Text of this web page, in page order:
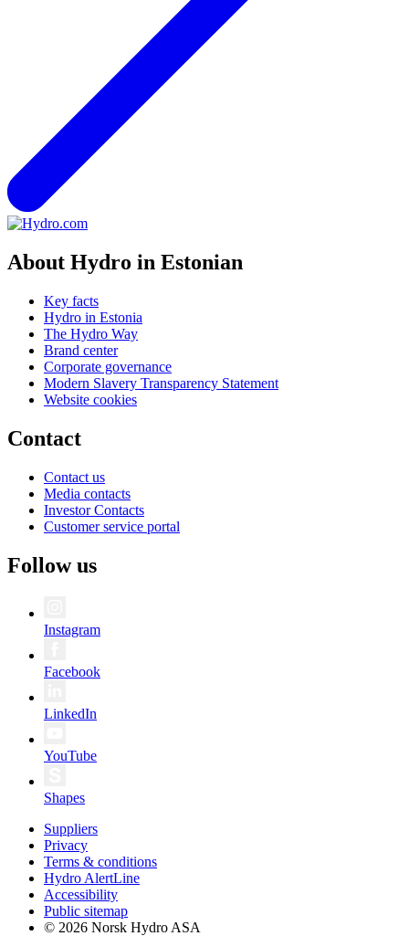
About Hydro in Estonian
Key facts
Hydro in Estonia
The Hydro Way
Brand center
Corporate governance
Modern Slavery Transparency Statement
Website cookies
Contact
Contact us
Media contacts
Investor Contacts
Customer service portal
Follow us
Instagram
Facebook
LinkedIn
YouTube
Shapes
Suppliers
Privacy
Terms & conditions
Hydro AlertLine
Accessibility
Public sitemap
© 2026 Norsk Hydro ASA